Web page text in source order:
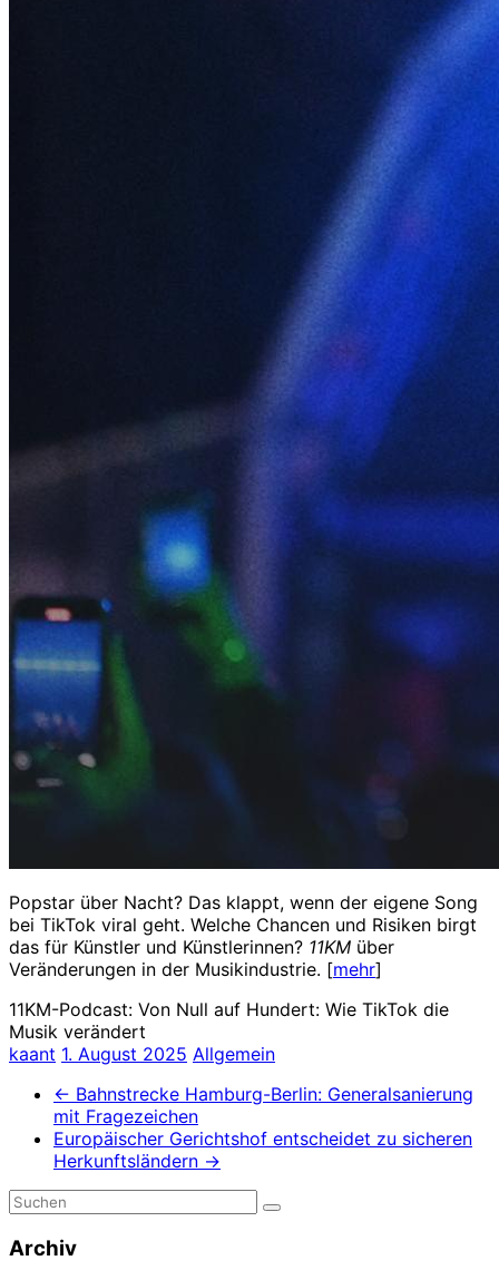
Popstar über Nacht? Das klappt, wenn der eigene Song
bei TikTok viral geht. Welche Chancen und Risiken birgt
das für Künstler und Künstlerinnen? 11KM über
Veränderungen in der Musikindustrie. [mehr]
11KM-Podcast: Von Null auf Hundert: Wie TikTok die
Musik verändert
kaant 1. August 2025 Allgemein
← Bahnstrecke Hamburg-Berlin: Generalsanierung
mit Fragezeichen
Europäischer Gerichtshof entscheidet zu sicheren
Herkunftsländern →
Archiv